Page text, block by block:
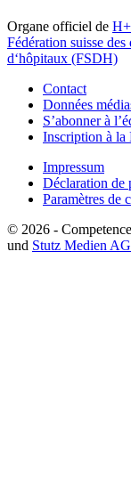
Organe officiel de
Fédération suisse
d‘hôpitaux (FSDH)
Contact
Données
S’abonner à
Inscription à la
Impressum
Déclaration de
Paramètres de
© 2026 -
und Stutz Medien AG